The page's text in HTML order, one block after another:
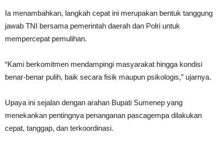
Ia menambahkan, langkah cepat ini merupakan bentuk tanggung
jawab TNI bersama pemerintah daerah dan Polri untuk
mempercepat pemulihan.
“Kami berkomitmen mendampingi masyarakat hingga kondisi
benar-benar pulih, baik secara fisik maupun psikologis,” ujarnya.
Upaya ini sejalan dengan arahan Bupati Sumenep yang
menekankan pentingnya penanganan pascagempa dilakukan
cepat, tanggap, dan terkoordinasi.